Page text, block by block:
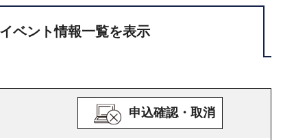
ベント情報一覧を表示
申込確認・取消